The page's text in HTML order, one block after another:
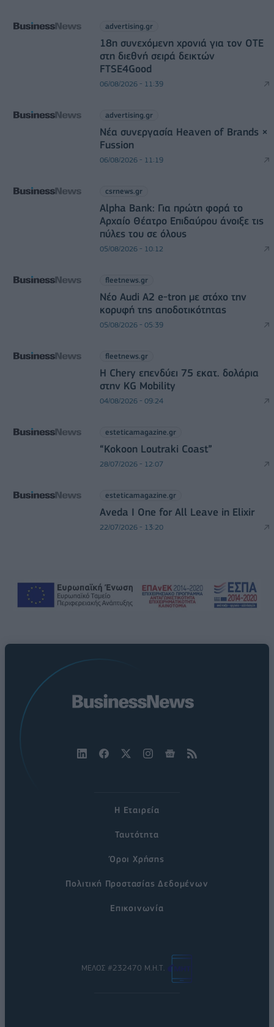
advertising.gr
18η συνεχόμενη χρονιά για τον ΟΤΕ
στη διεθνή σειρά δεικτών
FTSE4Good
06/08/2026 - 11:39
advertising.gr
Νέα συνεργασία Heaven of Brands ×
Fussion
06/08/2026 - 11:19
csrnews.gr
Alpha Bank: Για πρώτη φορά το
Αρχαίο Θέατρο Επιδαύρου άνοιξε τις
πύλες του σε όλους
05/08/2026 - 10:12
fleetnews.gr
Νέο Audi A2 e-tron με στόχο την
κορυφή της αποδοτικότητας
05/08/2026 - 05:39
fleetnews.gr
Η Chery επενδύει 75 εκατ. δολάρια
στην KG Mobility
04/08/2026 - 09:24
esteticamagazine.gr
“Kokoon Loutraki Coast”
28/07/2026 - 12:07
esteticamagazine.gr
Aveda I One for All Leave in Elixir
22/07/2026 - 13:20
Η Εταιρεία
Ταυτότητα
Όροι Χρήσης
Πολιτική Προστασίας Δεδομένων
Επικοινωνία
ΜΕΛΟΣ #232470 Μ.Η.Τ.